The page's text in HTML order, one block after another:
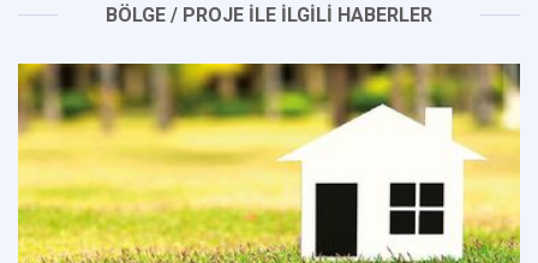
BÖLGE / PROJE İLE İLGİLİ HABERLER